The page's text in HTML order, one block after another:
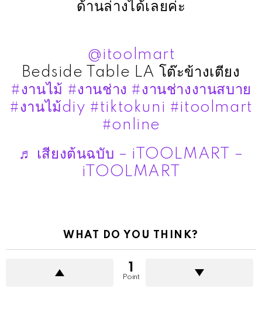
ด้านล่างได้เลยค่ะ
@itoolmart
Bedside Table LA โต๊ะข้างเตียง
#งานไม้ #งานช่าง #งานช่างงานสบาย
#งานไม้diy #tiktokuni #itoolmart
#online
♬ เสียงต้นฉบับ – iTOOLMART –
iTOOLMART
WHAT DO YOU THINK?
1
Point